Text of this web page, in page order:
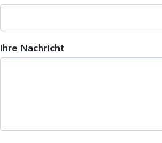
Ihre Nachricht